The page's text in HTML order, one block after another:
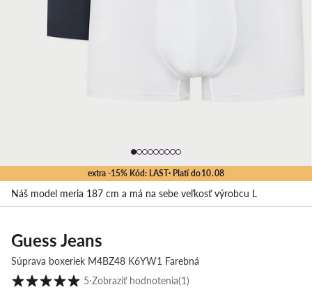
extra -15% Kód: LAST· Platí do10.08
Náš model meria 187 cm a má na sebe veľkosť výrobcu L
Guess Jeans
Súprava boxeriek M4BZ48 K6YW1 Farebná
Hodnotenie zákazníkov v škále od 1 do 5
5⋅Zobraziť hodnotenia(1)